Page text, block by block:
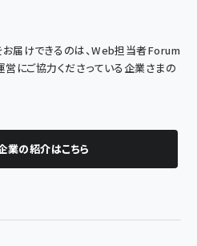
届けできるのは、Web担当者Forum
にご協力くださっている企業さまの
業の紹介はこちら